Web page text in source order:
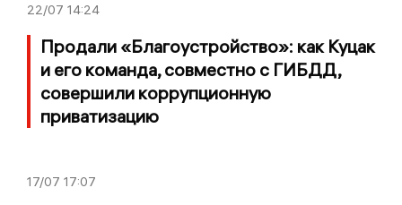
22/07 14:24
Продали «Благоустройство»: как Куцак
и его команда, совместно с ГИБДД,
совершили коррупционную
приватизацию
17/07 17:07